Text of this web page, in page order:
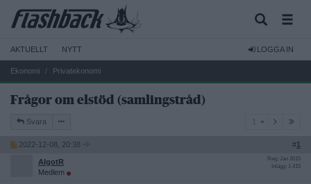
AKTUELLT NYTT LOGGA IN
Ekonomi Privatekonomi
Frågor om elstöd (samlingstråd)
Svara
2022-12-08, 20:38 #1
AlgotR
Medlem
Reg: Jan 2015
Inlägg: 1 415